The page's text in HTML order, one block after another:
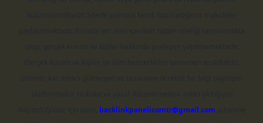
backlinkpanelicomtr@gmail.com